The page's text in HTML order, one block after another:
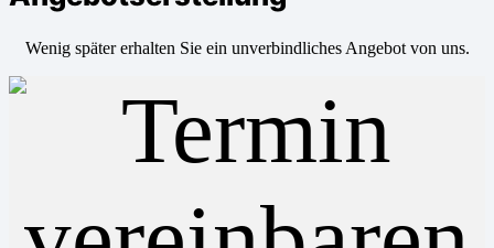
Wenig später erhalten Sie ein unverbindliches Angebot von uns.